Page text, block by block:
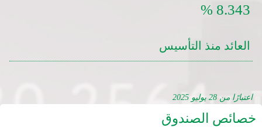
8.343 %
العائد منذ التأسيس
اعتبارًا من 28 يوليو 2025
خصائص الصندوق